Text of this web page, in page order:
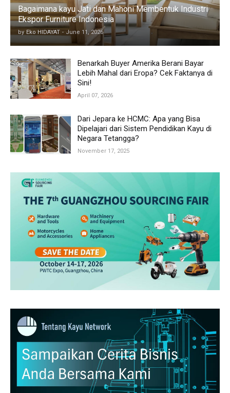
Bagaimana kayu Jati dan Mahoni Membentuk Industri
Ekspor Furniture Indonesia
by Eko HIDAYAT - June 11, 2026
Benarkah Buyer Amerika Berani Bayar
Lebih Mahal dari Eropa? Cek Faktanya di
Sini!
April 07, 2026
Dari Jepara ke HCMC: Apa yang Bisa
Dipelajari dari Sistem Pendidikan Kayu di
Negara Tetangga?
November 17, 2025